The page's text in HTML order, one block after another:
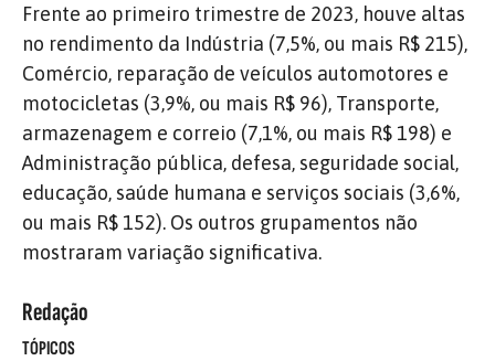
Frente ao primeiro trimestre de 2023, houve altas
no rendimento da Indústria (7,5%, ou mais R$ 215),
Comércio, reparação de veículos automotores e
motocicletas (3,9%, ou mais R$ 96), Transporte,
armazenagem e correio (7,1%, ou mais R$ 198) e
Administração pública, defesa, seguridade social,
educação, saúde humana e serviços sociais (3,6%,
ou mais R$ 152). Os outros grupamentos não
mostraram variação significativa.
Redação
TÓPICOS